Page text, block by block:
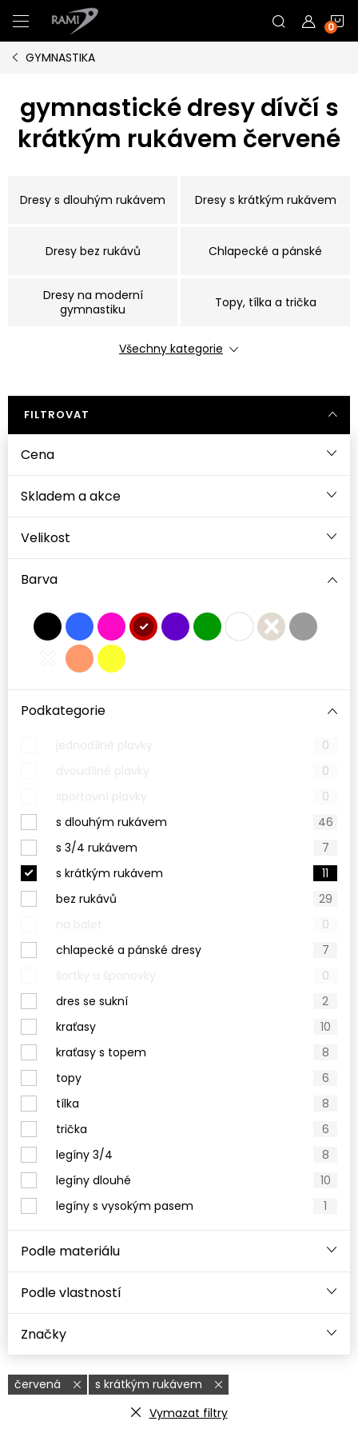
na
obsah
GYMNASTIKA
gymnastické dresy dívčí s
krátkým rukávem červené
Dresy s dlouhým rukávem Dresy s krátkým rukávem
Dresy bez rukávů Chlapecké a pánské
Dresy na moderní
gymnastiku
Topy, tílka a trička
Kraťasy a legíny Gumičky do vlasů
Všechny kategorie
FILTROVAT
Cena
Velikost
Barva
Podkategorie
jednodílné plavky
0
dvoudílné plavky
0
sportovní plavky
0
s dlouhým rukávem
46
s 3/4 rukávem
7
s krátkým rukávem
11
bez rukávů
29
na balet
0
chlapecké a pánské dresy
7
šortky a šponovky
0
dres se sukní
2
kraťasy
10
kraťasy s topem
8
topy
6
tílka
8
trička
6
legíny 3/4
8
legíny dlouhé
10
legíny s vysokým pasem
1
Podle materiálu
Podle vlastností
Značky
červená
s krátkým rukávem
Vymazat filtry